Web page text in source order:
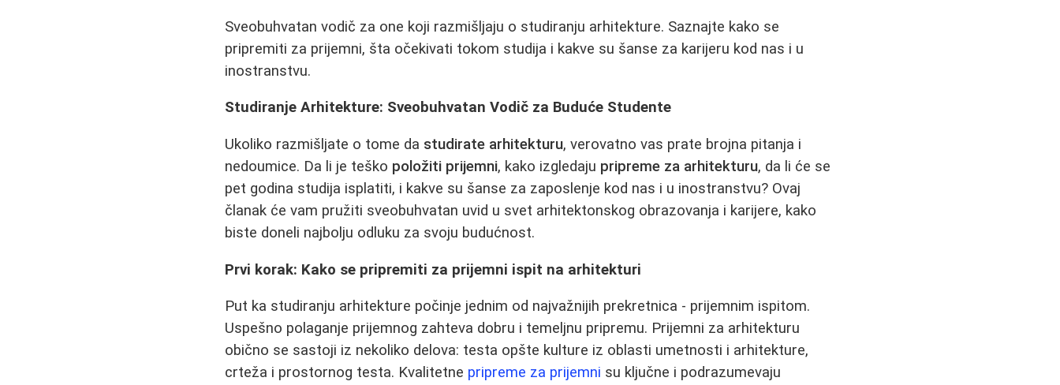
Sveobuhvatan vodič za one koji razmišljaju o studiranju arhitekture. Saznajte kako se
pripremiti za prijemni, šta očekivati tokom studija i kakve su šanse za karijeru kod nas i u
inostranstvu.
Studiranje Arhitekture: Sveobuhvatan Vodič za Buduće Studente
Ukoliko razmišljate o tome da studirate arhitekturu, verovatno vas prate brojna pitanja i
nedoumice. Da li je teško položiti prijemni, kako izgledaju pripreme za arhitekturu, da li će se
pet godina studija isplatiti, i kakve su šanse za zaposlenje kod nas i u inostranstvu? Ovaj
članak će vam pružiti sveobuhvatan uvid u svet arhitektonskog obrazovanja i karijere, kako
biste doneli najbolju odluku za svoju budućnost.
Prvi korak: Kako se pripremiti za prijemni ispit na arhitekturi
Put ka studiranju arhitekture počinje jednim od najvažnijih prekretnica - prijemnim ispitom.
Uspešno polaganje prijemnog zahteva dobru i temeljnu pripremu. Prijemni za arhitekturu
obično se sastoji iz nekoliko delova: testa opšte kulture iz oblasti umetnosti i arhitekture,
crteža i prostornog testa. Kvalitetne pripreme za prijemni su ključne i podrazumevaju